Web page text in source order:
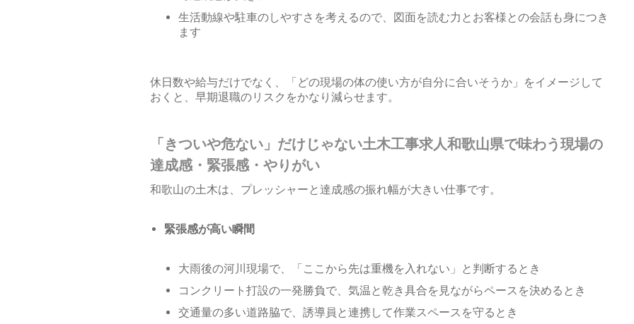
生活動線や駐車のしやすさを考えるので、図面を読む力とお客様との会話も身につき
ます
休日数や給与だけでなく、「どの現場の体の使い方が自分に合いそうか」をイメージして
おくと、早期退職のリスクをかなり減らせます。
「きついや危ない」だけじゃない土木工事求人和歌山県で味わう現場の
達成感・緊張感・やりがい
和歌山の土木は、プレッシャーと達成感の振れ幅が大きい仕事です。
緊張感が高い瞬間
大雨後の河川現場で、「ここから先は重機を入れない」と判断するとき
コンクリート打設の一発勝負で、気温と乾き具合を見ながらペースを決めるとき
交通量の多い道路脇で、誘導員と連携して作業スペースを守るとき